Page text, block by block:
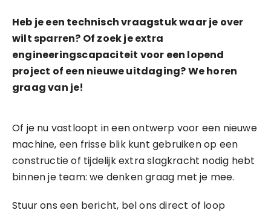
Heb je een technisch vraagstuk waar je over
wilt sparren? Of zoek je extra
engineeringscapaciteit voor een lopend
project of een nieuwe uitdaging? We horen
graag van je!
Of je nu vastloopt in een ontwerp voor een nieuwe
machine, een frisse blik kunt gebruiken op een
constructie of tijdelijk extra slagkracht nodig hebt
binnen je team: we denken graag met je mee.
Stuur ons een bericht, bel ons direct of loop